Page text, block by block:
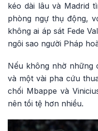
kéo dài lâu và Madrid
phòng ngự thụ động,
không ai áp sát Fede
ngôi sao người Pháp
Nếu không nhờ những
và một vài pha cứu
chối Mbappe và
nên tồi tệ hơn nhiều.